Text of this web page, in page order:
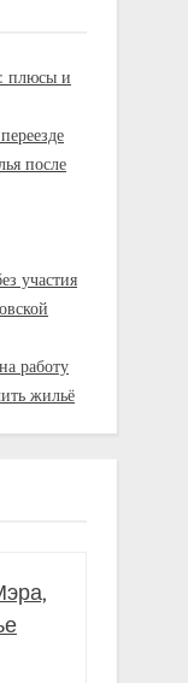
плюсы и
после
участия
работу
жильё